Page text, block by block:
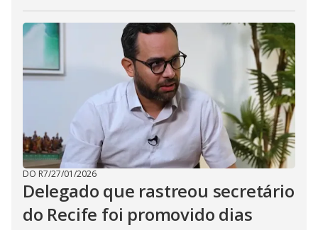
DO R7/27/01/2026
Delegado que rastreou secretário
do Recife foi promovido dias